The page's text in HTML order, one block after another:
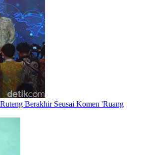
Berakhir Seusai Komen 'Ruang